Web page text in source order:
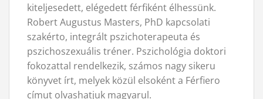
kiteljesedett, elégedett férfiként élhessünk.
Robert Augustus Masters, PhD kapcsolati
szakérto, integrált pszichoterapeuta és
pszichoszexuális tréner. Pszichológia doktori
fokozattal rendelkezik, számos nagy sikeru
könyvet írt, melyek közül elsoként a Férfiero
címut olvashatjuk magyarul.